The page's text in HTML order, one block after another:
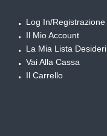
Log In/Registrazione
Il Mio Account
La Mia Lista Desideri
Vai Alla Cassa
Il Carrello